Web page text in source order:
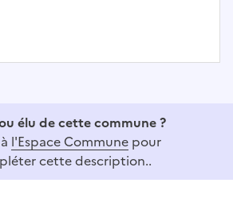
élu de cette commune ?
l'Espace Commune pour
cette description..